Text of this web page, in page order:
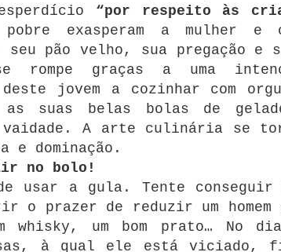
“por respeito às
exasperam a mulher
pão velho, sua pregação e
rompe graças a uma
jovem a cozinhar com
as suas belas bolas de
A arte culinária se
e dominação.
no bolo!
usar a gula. Tente conseguir
o prazer de reduzir um
whisky, um bom prato… No
à qual ele está viciado,